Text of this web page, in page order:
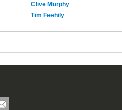
Clive Murphy
Tim Feehily